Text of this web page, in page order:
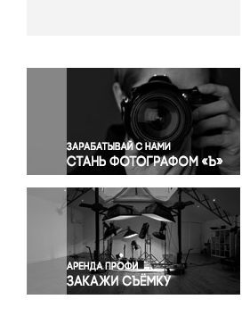
Окружающая среда
Политика
Правосудие
Происшествия и конфликты
Религия
Светская жизнь
Спорт
Экология
Экономика и бизнес